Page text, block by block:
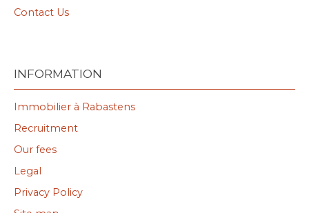
Contact Us
INFORMATION
Immobilier à Rabastens
Recruitment
Our fees
Legal
Privacy Policy